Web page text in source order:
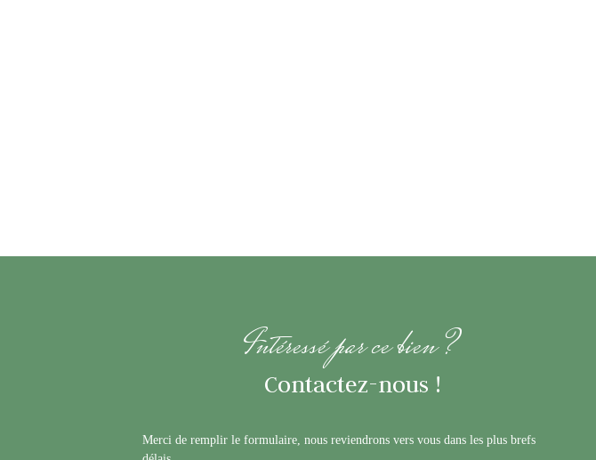
Intéressé par ce bien ?
Contactez-nous !
Merci de remplir le formulaire, nous reviendrons vers vous dans les plus brefs